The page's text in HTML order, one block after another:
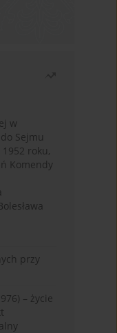
w
Sejmu
roku,
Komendy
przy
– życie